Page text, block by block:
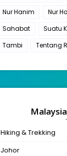
Nur Hanim
Nur
Sahabat
Suatu
Tambi
Tentang
Hiking & Trekking
Johor